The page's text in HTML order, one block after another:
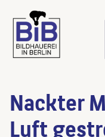
Nackter
Luft